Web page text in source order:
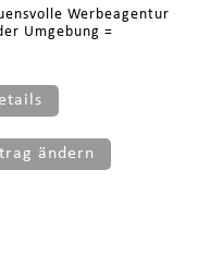
Werbeagentur
Umgebung =
ändern